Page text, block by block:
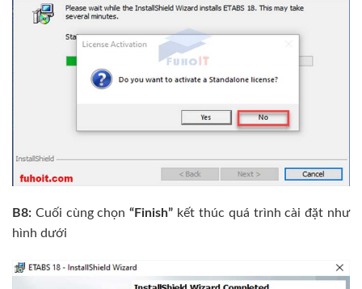
B8: Cuối cùng chọn“Finish” kết thúc quá trình cài đặt như
hình dưới